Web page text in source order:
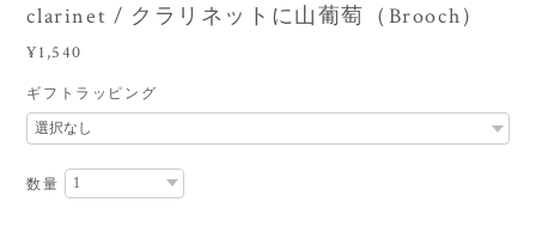
clarinet / クラリネットに山葡萄（Brooch）
¥1,540
ギフトラッピング
数量